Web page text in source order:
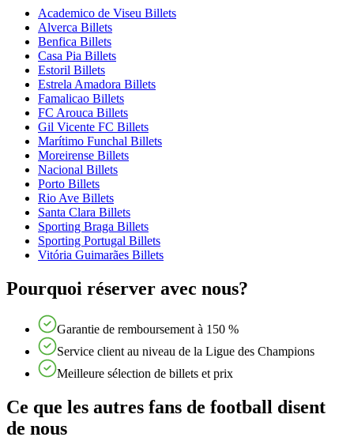
Academico de Viseu Billets
Alverca Billets
Benfica Billets
Casa Pia Billets
Estoril Billets
Estrela Amadora Billets
Famalicao Billets
FC Arouca Billets
Gil Vicente FC Billets
Marítimo Funchal Billets
Moreirense Billets
Nacional Billets
Porto Billets
Rio Ave Billets
Santa Clara Billets
Sporting Braga Billets
Sporting Portugal Billets
Vitória Guimarães Billets
Pourquoi réserver avec nous?
Garantie de remboursement à 150 %
Service client au niveau de la Ligue des Champions
Meilleure sélection de billets et prix
Ce que les autres fans de football disent
de nous